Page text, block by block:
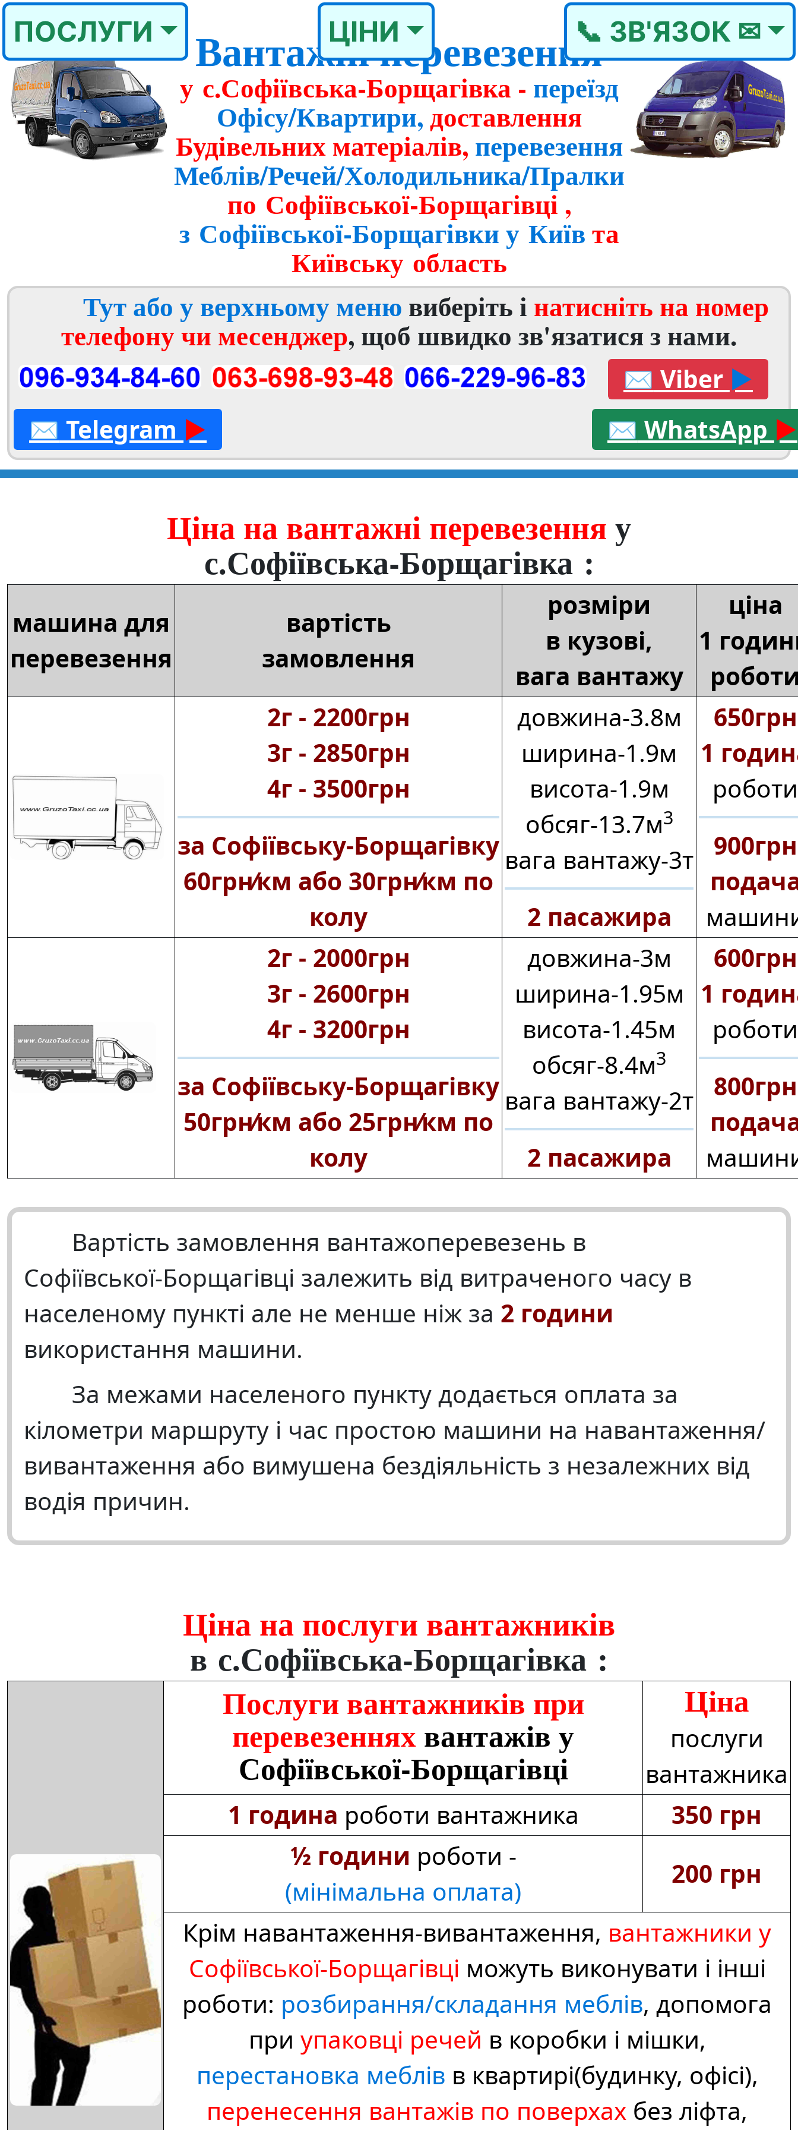
ПОСЛУГИ ЦІНИ 📞 ЗВ'ЯЗОК ✉
Вантажні перевезення
у с.Софіївська‑Борщагівка - переїзд
Офісу/Квартири,доставлення
Будівельних матеріалів, перевезення
Меблів/Речей/Холодильника/Пралки
по Софіївської‑Борщагівці ,
з Софіївської‑Борщагівки у Київта
Київську область
Тут або у верхньому меню виберіть і натисніть на номер
телефону чи месенджер, щоб швидко зв'язатися з нами.
✉ Viber ►
✉ Telegram ► ✉ WhatsApp ►
Ціна на вантажні перевезенняу
с.Софіївська‑Борщагівка :
машина для
перевезення
вартість
замовлення
розміри
в кузові,
вага вантажу
ціна
1
2г ‑ 2200грн
3г ‑ 2850грн
4г ‑ 3500грн
за Софіївську‑Борщагівку
60грн⁄км або 30грн⁄км по
колу
довжина‑3.8м
ширина‑1.9м
висота‑1.9м
обсяг‑13.7м3
вага вантажу‑3т
2 пасажира
650грн
1
роботи
900грн
2г ‑ 2000грн
3г ‑ 2600грн
4г ‑ 3200грн
за Софіївську‑Борщагівку
50грн⁄км або 25грн⁄км по
колу
довжина‑3м
ширина‑1.95м
висота‑1.45м
обсяг‑8.4м3
вага вантажу‑2т
2 пасажира
600грн
1
роботи
800грн
Вартість замовлення вантажоперевезень в
Софіївської‑Борщагівці залежить від витраченого часу в
населеному пункті але не менше ніж за 2 години
використання машини.
За межами населеного пункту додається оплата за
кілометри маршруту і час простою машини на навантаження/
вивантаження або вимушена бездіяльність з незалежних від
водія причин.
Ціна на послуги вантажників
в с.Софіївська‑Борщагівка :
Послуги вантажників при
перевезенняхвантажів у
Софіївської‑Борщагівці
Ціна
послуги
вантажника
1 година роботи вантажника
350 грн
½ години роботи -
(мінімальна оплата)
200 грн
Крім навантаження-вивантаження, вантажники у
Софіївської‑Борщагівці можуть виконувати і інші
роботи: розбирання/складання меблів, допомога
при упаковці речей в коробки і мішки,
перестановка меблів в квартирі(будинку, офісі),
перенесення вантажів по поверхах без ліфта,